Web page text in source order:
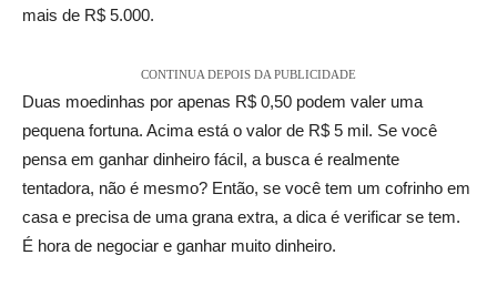
mais de R$ 5.000.
CONTINUA DEPOIS DA PUBLICIDADE
Duas moedinhas por apenas R$ 0,50 podem valer uma
pequena fortuna. Acima está o valor de R$ 5 mil. Se você
pensa em ganhar dinheiro fácil, a busca é realmente
tentadora, não é mesmo? Então, se você tem um cofrinho em
casa e precisa de uma grana extra, a dica é verificar se tem.
É hora de negociar e ganhar muito dinheiro.